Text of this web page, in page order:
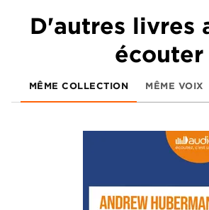
D'autres livres
écouter
MÊME COLLECTION MÊME VOIX